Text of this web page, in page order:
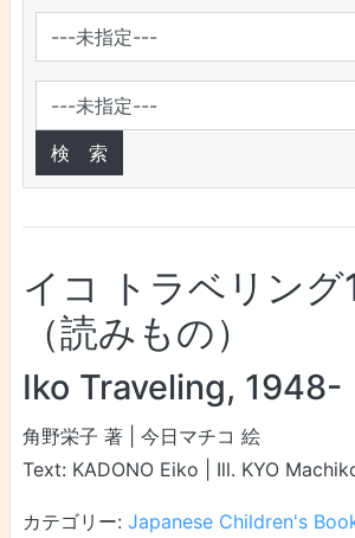
イコ トラベリン
（読みもの）
Iko Traveling, 1948-
角野栄子 著 | 今日マチコ 絵
Text: KADONO Eiko | Ill. KYO
カテゴリー: Japanese Children's